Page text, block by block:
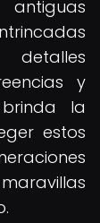
detalles
y
la
estos